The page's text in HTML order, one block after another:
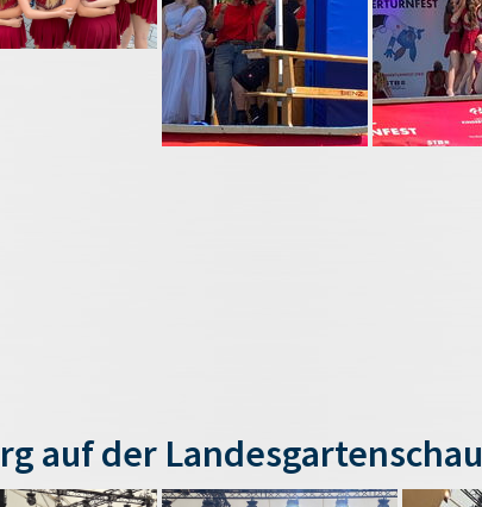
auf der Landesgartenschau